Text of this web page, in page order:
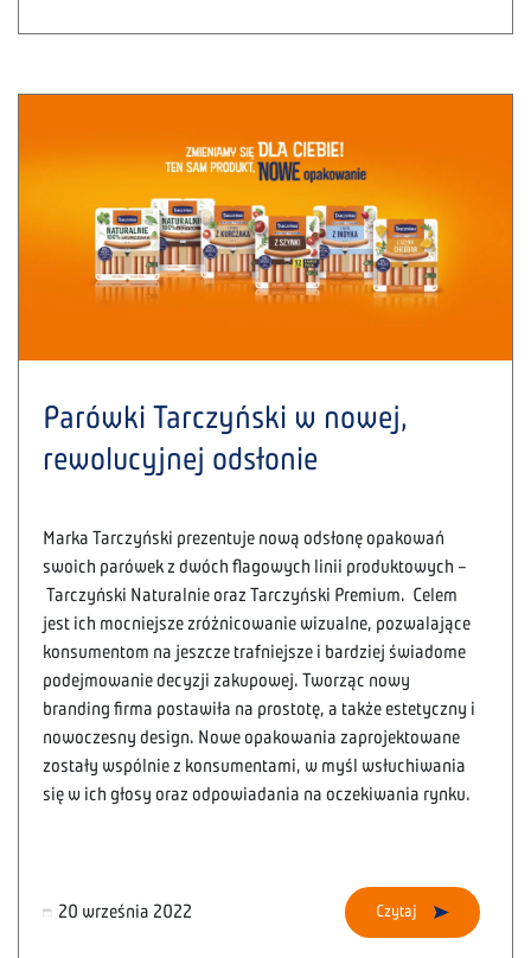
Parówki Tarczyński w nowej,
rewolucyjnej odsłonie
Marka Tarczyński prezentuje nową odsłonę opakowań
swoich parówek z dwóch flagowych linii produktowych –
Tarczyński Naturalnie oraz Tarczyński Premium. Celem
jest ich mocniejsze zróżnicowanie wizualne, pozwalające
konsumentom na jeszcze trafniejsze i bardziej świadome
podejmowanie decyzji zakupowej. Tworząc nowy
branding firma postawiła na prostotę, a także estetyczny i
nowoczesny design. Nowe opakowania zaprojektowane
zostały wspólnie z konsumentami, w myśl wsłuchiwania
się w ich głosy oraz odpowiadania na oczekiwania rynku.
20 września 2022 Czytaj